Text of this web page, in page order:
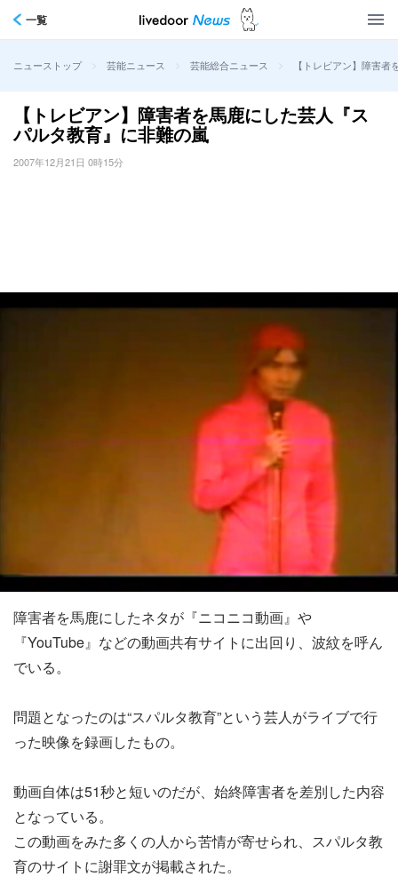
一覧
ニューストップ > 芸能ニュース > 芸能総合ニュース > 【トレビアン】障害
【トレビアン】障害者を馬鹿にした芸人『ス
パルタ教育』に非難の嵐
2007年12月21日 0時15分
障害者を馬鹿にしたネタが『ニコニコ動画』や
『YouTube』などの動画共有サイトに出回り、波紋を呼ん
でいる。
問題となったのは“スパルタ教育”という芸人がライブで行
った映像を録画したもの。
動画自体は51秒と短いのだが、始終障害者を差別した内容
となっている。
この動画をみた多くの人から苦情が寄せられ、スパルタ教
育のサイトに謝罪文が掲載された。